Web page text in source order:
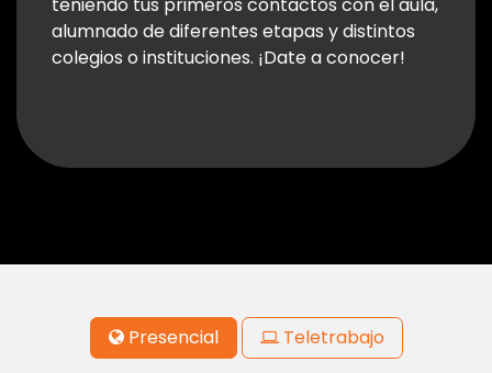
teniendo tus primeros contactos con el aula,
alumnado de diferentes etapas y distintos
colegios o instituciones. ¡Date a conocer!
Presencial Teletrabajo